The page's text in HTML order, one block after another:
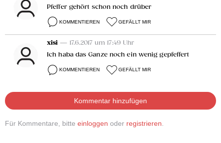
Pfeffer gehört schon noch drüber
KOMMENTIEREN GEFÄLLT MIR
xisi — 17.6.2017 um 17:49 Uhr
Ich haba das Ganze noch ein wenig gepfeffert
KOMMENTIEREN GEFÄLLT MIR
Kommentar hinzufügen
Für Kommentare, bitte einloggen oder registrieren.